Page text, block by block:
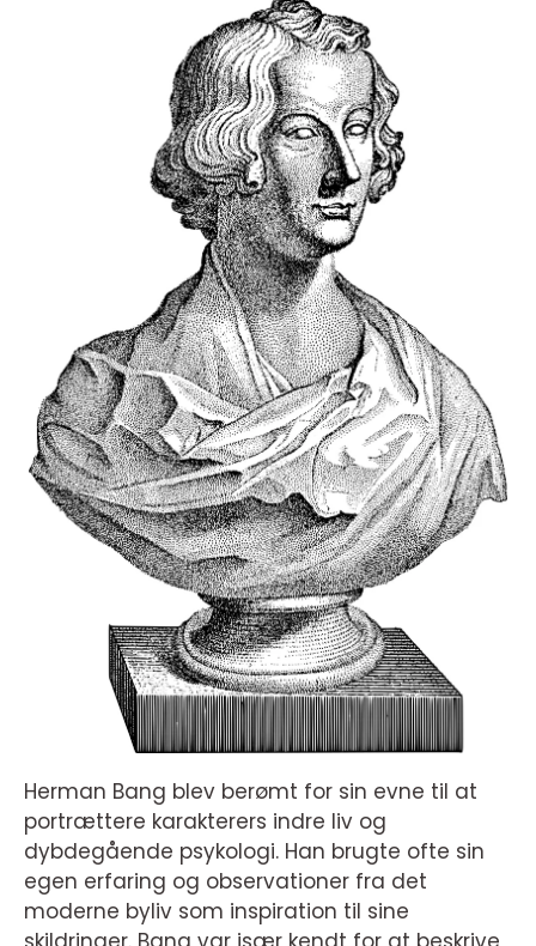
Herman Bang blev berømt for sin evne til at
portrættere karakterers indre liv og
dybdegående psykologi. Han brugte ofte sin
egen erfaring og observationer fra det
moderne byliv som inspiration til sine